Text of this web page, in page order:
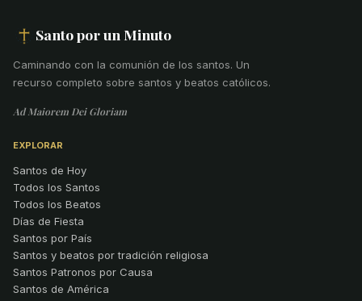
Santo por un Minuto
Caminando con la comunión de los santos. Un
recurso completo sobre santos y beatos católicos.
Ad Maiorem Dei Gloriam
EXPLORAR
Santos de Hoy
Todos los Santos
Todos los Beatos
Días de Fiesta
Santos por País
Santos y beatos por tradición religiosa
Santos Patronos por Causa
Santos de América